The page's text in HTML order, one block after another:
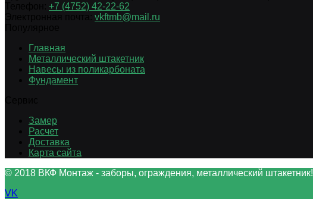
+7 (4752) 42-22-62
vkftmb@mail.ru
Главная
Металлический штакетник
Навесы из поликарбоната
Фундамент
Замер
Расчет
Доставка
Карта сайта
© 2018 ВКФ Монтаж - заборы, ограждения, металлический штакетник!
VK